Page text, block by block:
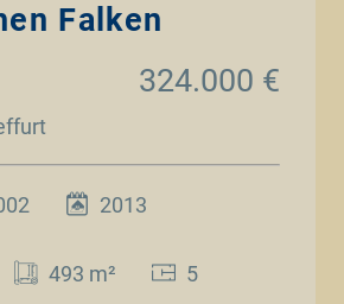
Falken
324.000 €
2013
493 m² 5